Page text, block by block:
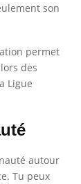
son
permet
des
Ligue
autour
Tu peux